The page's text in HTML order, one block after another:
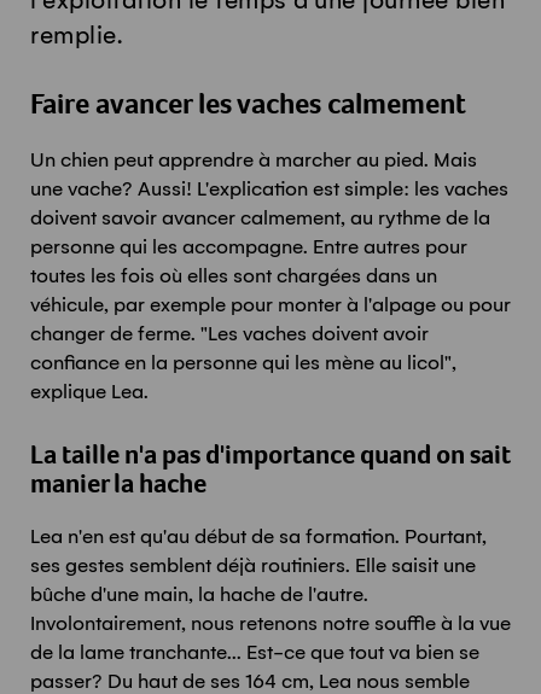
remplie.
Faire avancer les vaches calmement
Un chien peut apprendre à marcher au pied. Mais
une vache? Aussi! L'explication est simple: les vaches
doivent savoir avancer calmement, au rythme de la
personne qui les accompagne. Entre autres pour
toutes les fois où elles sont chargées dans un
véhicule, par exemple pour monter à l'alpage ou pour
changer de ferme. "Les vaches doivent avoir
confiance en la personne qui les mène au licol",
explique Lea.
La taille n'a pas d'importance quand on sait
manier la hache
Lea n'en est qu'au début de sa formation. Pourtant,
ses gestes semblent déjà routiniers. Elle saisit une
bûche d'une main, la hache de l'autre.
Involontairement, nous retenons notre souffle à la vue
de la lame tranchante... Est-ce que tout va bien se
passer? Du haut de ses 164 cm, Lea nous semble